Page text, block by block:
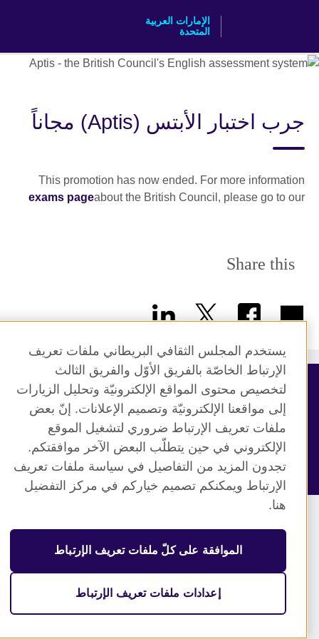
content
الإمارات العربية
المتحدة
جرب اختبار الأبتس (Aptis) مجاناً
This promotion has now ended. For more information
about the British Council, please go to our
exams page
Share this
منظمة المملكة المتحدة الدولية للعلاقات الثقافية والفرص
التعليمية. جمعية خيرية مسجلة تحت رقم 209131 (إنجلترا وويلز)
يستخدم المجلس الثقافي البريطاني ملفات تعريف
الإرتباط الخاصّة بالفريق الأوّل والفريق الثالث
لتخصيص محتوى المواقع الإلكترونيّة وتحليل الزيارات
إلى مواقعنا الإلكترونيّة وتصميم الإعلانات. إنّ بعض
ملفات تعريف الإرتباط ضروري لتشغيل الموقع
الإلكتروني في حين يتطلّب البعض الآخر موافقتكم.
تجدون المزيد من التفاصيل في سياسة ملفات تعريف
الإرتباط ويمكنكم تصميم خياركم في مركز التفضيل
هنا.
الموافقة على كلّ ملفات تعريف الإرتباط
إعدادات ملفات تعريف الإرتباط